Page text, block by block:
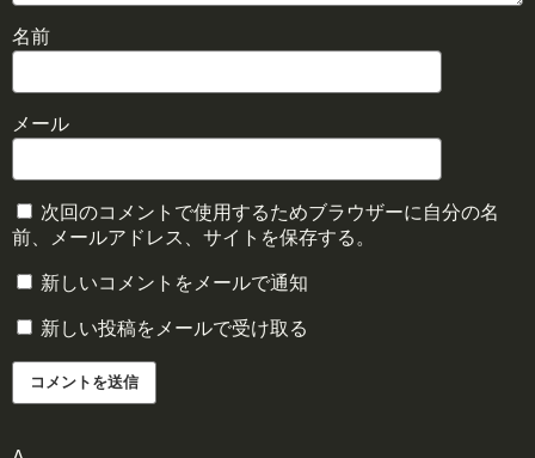
名前
メール
次回のコメントで使用するためブラウザーに自分の名
前、メールアドレス、サイトを保存する。
新しいコメントをメールで通知
新しい投稿をメールで受け取る